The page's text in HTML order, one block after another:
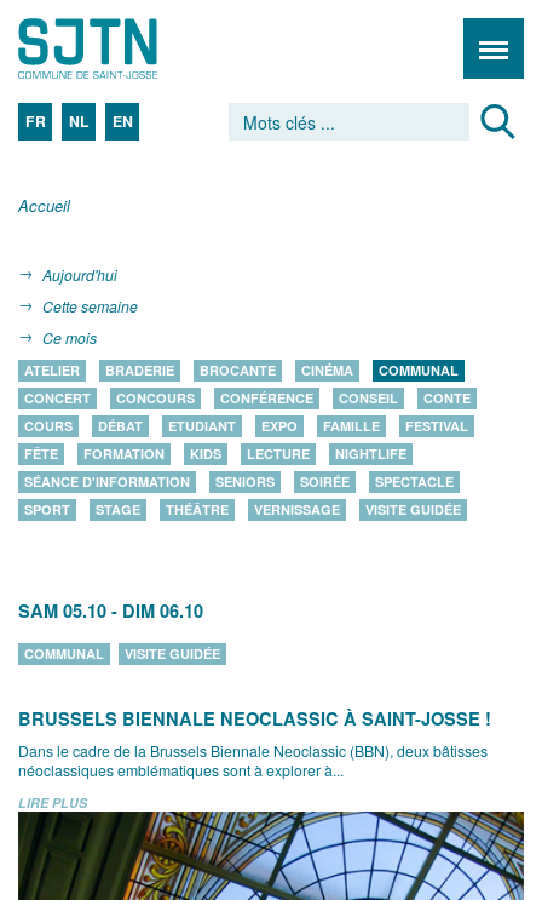
FR NL EN
Accueil
Aujourd'hui
Cette semaine
Ce mois
ATELIER BRADERIE BROCANTE CINÉMA
COMMUNAL
CONCERT
CONCOURS CONFÉRENCE CONSEIL
CONTE
COURS
DÉBAT ETUDIANT EXPO FAMILLE
FESTIVAL
FÊTE
FORMATION KIDS LECTURE
NIGHTLIFE
SÉANCE D'INFORMATION
SENIORS SOIRÉE
SPECTACLE
SPORT
STAGE THÉÂTRE VERNISSAGE VISITE GUIDÉE
SAM 05.10 - DIM 06.10
COMMUNAL VISITE GUIDÉE
BRUSSELS BIENNALE NEOCLASSIC À SAINT-JOSSE !
Dans le cadre de la Brussels Biennale Neoclassic (BBN), deux bâtisses
néoclassiques emblématiques sont à explorer à...
LIRE PLUS